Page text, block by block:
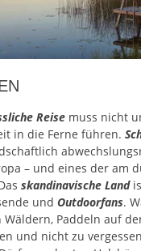
Reise muss nicht
in die Ferne führen.
– und eines der am
skandinavische Land
und Outdoorfans.
Paddeln auf
und nicht zu